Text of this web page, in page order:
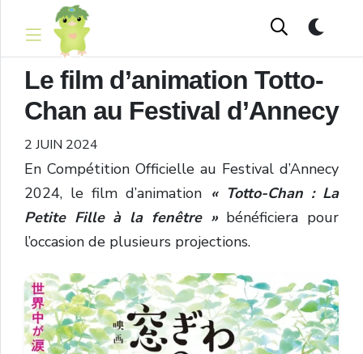
Le film d’animation Totto-
Chan au Festival d’Annecy
2 JUIN 2024
En Compétition Officielle au Festival d’Annecy
2024, le film d’animation « Totto-Chan : La
Petite Fille à la fenêtre »bénéficiera pour
l’occasion de plusieurs projections.